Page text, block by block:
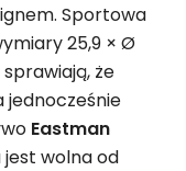
Sportowa
25,9 × Ø
sprawiają, że
jednocześnie
Eastman
wolna od